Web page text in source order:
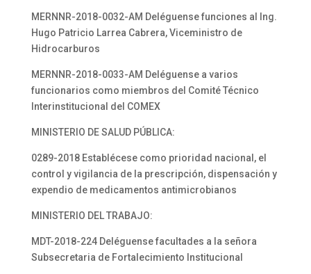
MERNNR-2018-0032-AM Deléguense funciones al Ing.
Hugo Patricio Larrea Cabrera, Viceministro de
Hidrocarburos
MERNNR-2018-0033-AM Deléguense a varios
funcionarios como miembros del Comité Técnico
Interinstitucional del COMEX
MINISTERIO DE SALUD PÚBLICA:
0289-2018 Establécese como prioridad nacional, el
control y vigilancia de la prescripción, dispensación y
expendio de medicamentos antimicrobianos
MINISTERIO DEL TRABAJO:
MDT-2018-224 Deléguense facultades a la señora
Subsecretaria de Fortalecimiento Institucional